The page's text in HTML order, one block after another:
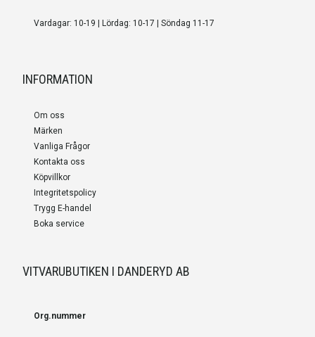
Vardagar: 10-19 | Lördag: 10-17 | Söndag 11-17
INFORMATION
Om oss
Märken
Vanliga Frågor
Kontakta oss
Köpvillkor
Integritetspolicy
Trygg E-handel
Boka service
VITVARUBUTIKEN I DANDERYD AB
Org.nummer